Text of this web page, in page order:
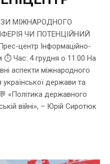
МІЖНАРОДНОГО
ЧИ ПОТЕНЦІЙНИЙ
центр Інформаційно-
⏱ Час: 4 грудня о 11.00 На
аспекти міжнародного
української держави та
«Політика державного
війні», – Юрій Сиротюк